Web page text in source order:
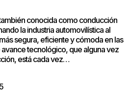
conocida como conducción
la industria automovilística al
segura, eficiente y cómoda en las
tecnológico, que alguna vez
está cada vez…